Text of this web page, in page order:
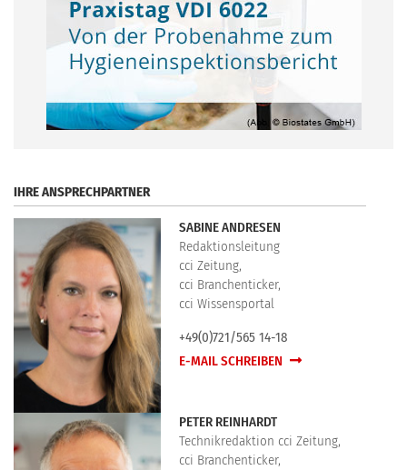
IHRE ANSPRECHPARTNER
SABINE ANDRESEN
Redaktionsleitung
cci Zeitung,
cci Branchenticker,
cci Wissensportal
+49(0)721/565 14-18
E-MAIL SCHREIBEN
PETER REINHARDT
Technikredaktion cci Zeitung,
cci Branchenticker,